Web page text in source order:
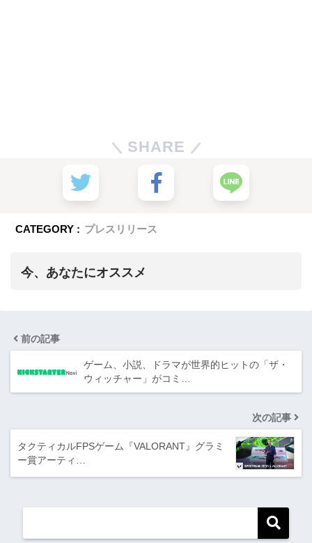
SHARE
CATEGORY : プレスリリース
今、あなたにオススメ
前の記事
ゲーム、小説、ドラマが世界的ヒットの「ザ・
ウィッチャー」がコミ…
次の記事
タクティカルFPSゲーム『VALORANT』グラミ
ー賞アーティ…